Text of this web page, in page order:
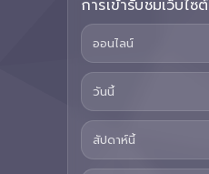
การเข้ารับชมเว็บไซต์
ออนไลน์
วันนี้
สัปดาห์นี้